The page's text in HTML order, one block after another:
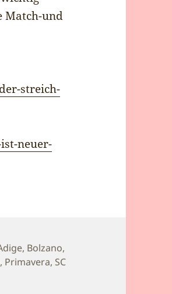
Match-und
streich-
neuer-
, Bolzano,
, Primavera, SC
U19: Christian Streich